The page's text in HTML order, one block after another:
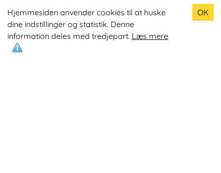
Hjemmesiden anvender cookies til at huske
dine indstillinger og statistik. Denne
information deles med tredjepart. Læs mere
OK
Populære produkter
Odin R900 Romaskine
Odin S900 Spinningcykel